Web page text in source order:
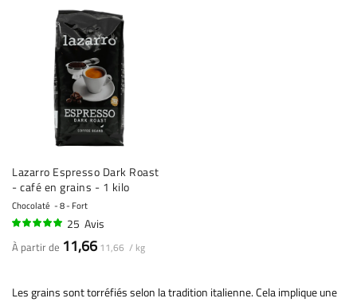
Lazarro Espresso Dark Roast
- café en grains - 1 kilo
Chocolaté 8 - Fort
25 Avis
À partir de 11,66 11,66 / kg
Les grains sont torréfiés selon la tradition italienne. Cela implique une